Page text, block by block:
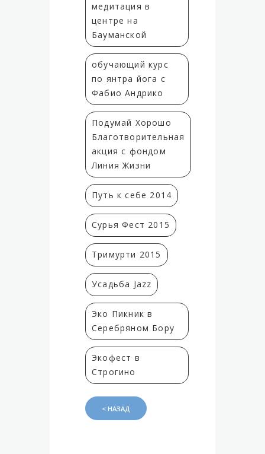
медитация в
центре на
Бауманской
обучающий курс
по янтра йога с
Фабио Андрико
Подумай Хорошо
Благотворительная
акция с фондом
Линия Жизни
Путь к себе 2014
Сурья Фест 2015
Тримурти 2015
Усадьба Jazz
Эко Пикник в
Серебряном Бору
Экофест в
Строгино
< НАЗАД